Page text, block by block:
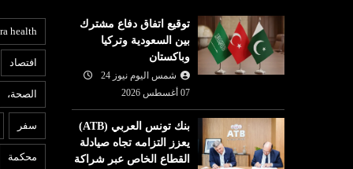
توقيع اتفاق دفاع مشترك
بين السعودية وتركيا
وباكستان
شمس اليوم نيوز 24
07 أغسطس 2026
بنك تونس العربي (ATB)
يعزز التزامه تجاه صيادلة
القطاع الخاص عبر شراكة
health
افتصاد
الصحة،
سفر
محكمة